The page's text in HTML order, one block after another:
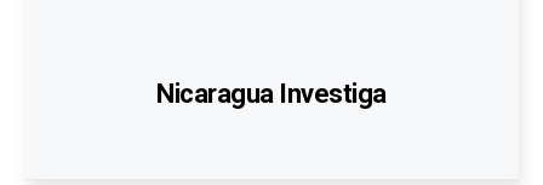
Nicaragua Investiga